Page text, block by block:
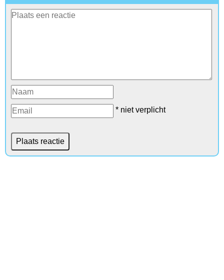
* niet verplicht